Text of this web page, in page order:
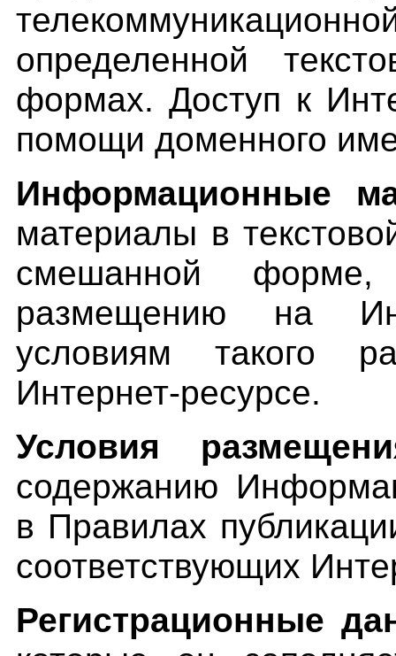
телекоммуникацио
определенной
формах. Доступ к
помощи доменного
Информационные
материалы в
смешанной форме,
размещению на
условиям такого
Интернет-ресурсе.
Условия
содержанию
в Правилах
соответствующих
Регистрационные